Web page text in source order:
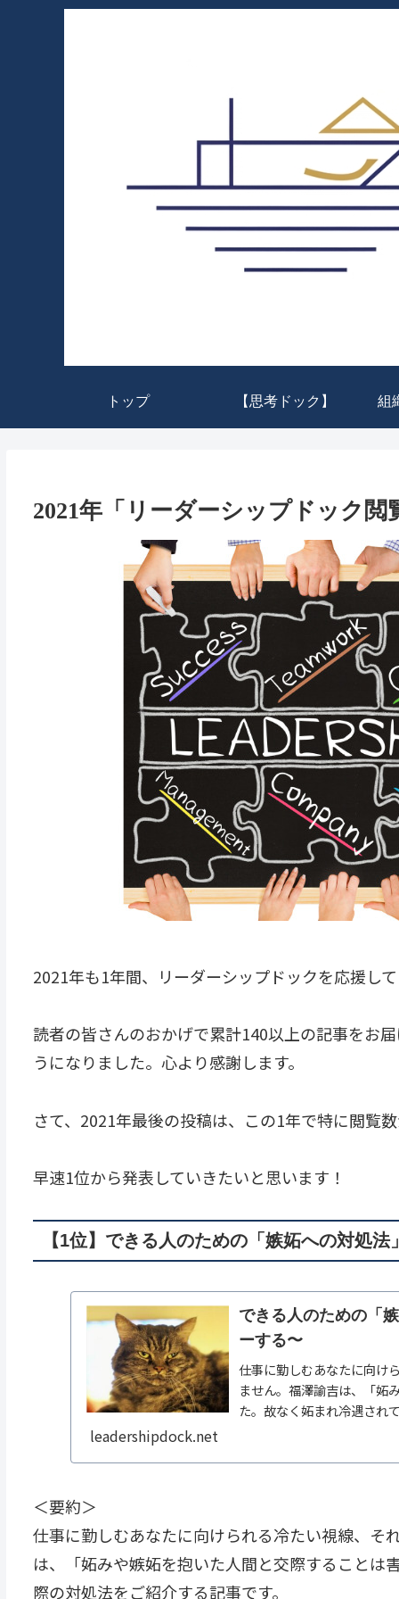
トップ 【思考ドック】 組
2021年「リーダーシップドック閲
2021年も1年間、リーダーシップドックを応援し
読者の皆さんのおかげで累計140以上の記事をお
うになりました。心より感謝します。
さて、2021年最後の投稿は、この1年で特に閲覧
早速1位から発表していきたいと思います！
【1位】できる人のための「嫉妬への対処
できる人のための「
ーする〜
仕事に勤しむあなたに向け
ません。福澤諭吉は、「妬
た。故なく妬まれ冷遇され
leadershipdock.net
＜要約＞
仕事に勤しむあなたに向けられる冷たい視線、そ
は、「妬みや嫉妬を抱いた人間と交際することは
際の対処法をご紹介する記事です。